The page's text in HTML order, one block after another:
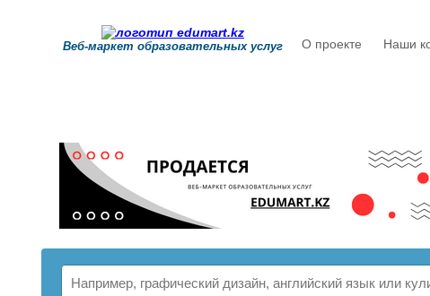
Веб-маркет образовательных услуг О проекте Наши